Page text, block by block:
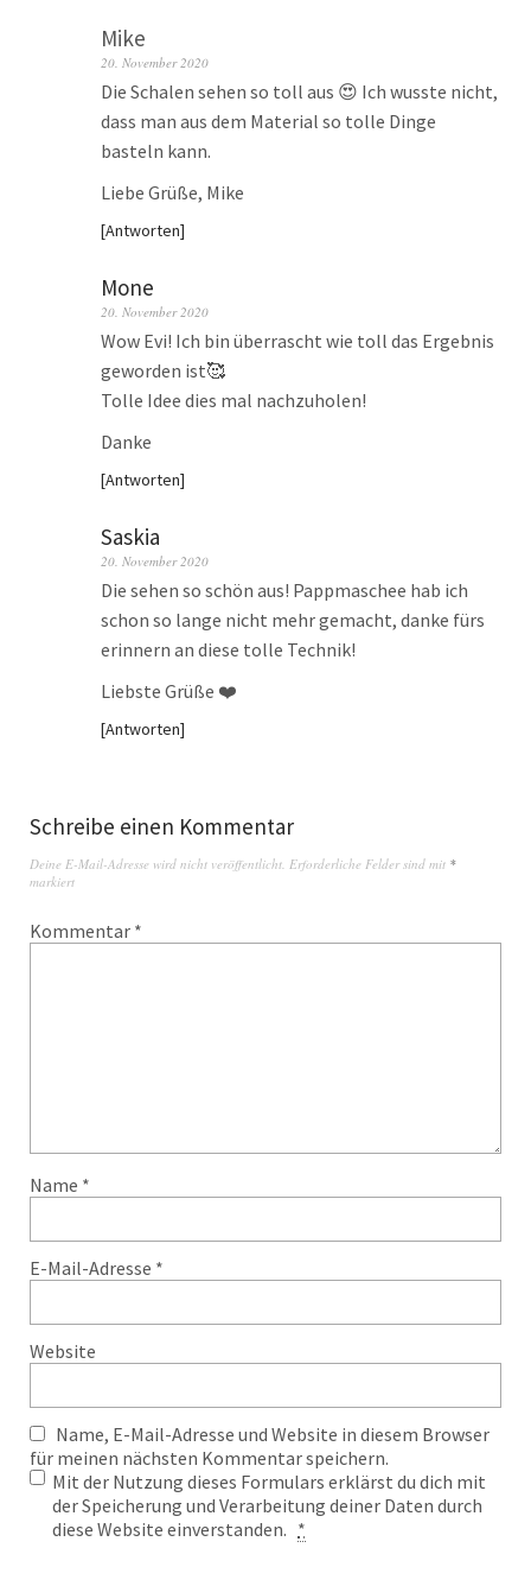
Mike
20. November 2020
Die Schalen sehen so toll aus 😍 Ich wusste nicht,
dass man aus dem Material so tolle Dinge
basteln kann.
Liebe Grüße, Mike
Antworten
Mone
20. November 2020
Wow Evi! Ich bin überrascht wie toll das Ergebnis
geworden ist🥰
Tolle Idee dies mal nachzuholen!
Danke
Antworten
Saskia
20. November 2020
Die sehen so schön aus! Pappmaschee hab ich
schon so lange nicht mehr gemacht, danke fürs
erinnern an diese tolle Technik!
Liebste Grüße ❤️
Antworten
Schreibe einen Kommentar
Deine E-Mail-Adresse wird nicht veröffentlicht. Erforderliche Felder sind mit *
markiert
Kommentar *
Name *
E-Mail-Adresse *
Website
Name, E-Mail-Adresse und Website in diesem Browser
für meinen nächsten Kommentar speichern.
Mit der Nutzung dieses Formulars erklärst du dich mit
der Speicherung und Verarbeitung deiner Daten durch
diese Website einverstanden. *